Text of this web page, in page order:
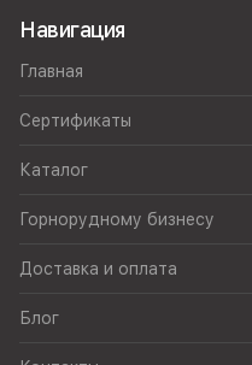
Навигация
Главная
Сертификаты
Каталог
Горнорудному бизнесу
Доставка и оплата
Блог